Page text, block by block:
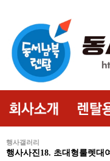
행사갤러리
행사사진18. 초대형룰렛대